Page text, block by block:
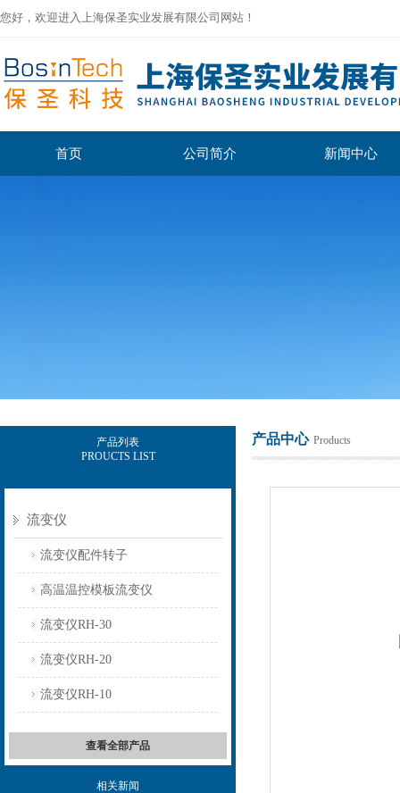
您好，欢迎进入上海保圣实业发展有限公司网站！
首页 公司简介 新闻中心
产品列表
PROUCTS LIST
流变仪
流变仪配件转子
高温温控模板流变仪
流变仪RH-30
流变仪RH-20
流变仪RH-10
查看全部产品
相关新闻
产品中心 Products